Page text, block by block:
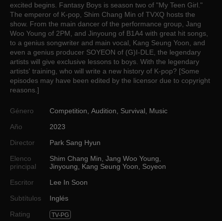
excited begins. Fantasy Boys is season two of "My Teen Girl."
The emperor of K-pop, Shim Chang Min of TVXQ hosts the
show. From the main dancer of the performance group, Jang
Woo Young of 2PM, and Jinyoung of B1A4 with great hit songs,
to a genius songwriter and main vocal, Kang Seung Yoon, and
even a genius producer SOYEON of (G)I-DLE, the legendary
artists will give exclusive lessons to boys. With the legendary
artists' training, who will write a new history of K-pop? [Some
episodes may have been edited by the licensor due to copyright
reasons.]
Género Competition Audition Survival
Music
Año
2023
Director
Park Sang Hyun
Elenco
principal
Shim Chang Min Jang Woo Young
Jinyoung
Kang Seung Yoon
Soyeon
Escritor
Lee In Soon
Subtítulos
Inglés
Rating
TV-PG